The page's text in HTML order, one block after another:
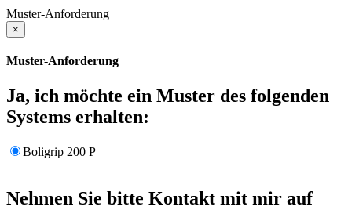
Muster-Anforderung
×
Muster-Anforderung
Ja, ich möchte ein Muster des folgenden
Systems erhalten:
Boligrip 200 P
Nehmen Sie bitte Kontakt mit mir auf